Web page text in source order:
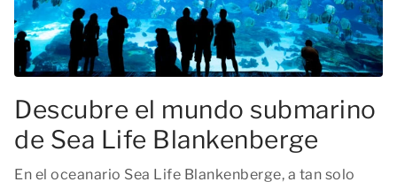
Descubre el mundo submarino
de Sea Life Blankenberge
En el oceanario Sea Life Blankenberge, a tan solo